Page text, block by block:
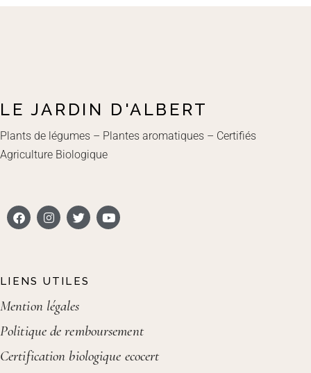
LE JARDIN D'ALBERT
Plants de légumes – Plantes aromatiques – Certifiés
Agriculture Biologique
LIENS UTILES
Mention légales
Politique de remboursement
Certification biologique ecocert